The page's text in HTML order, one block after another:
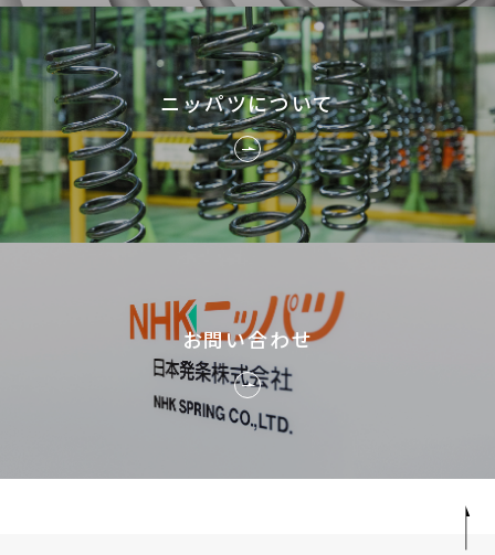
ニッパツについて
お問い合わせ